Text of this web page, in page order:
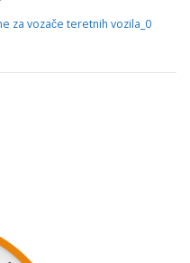
za vozače teretnih vozila_0